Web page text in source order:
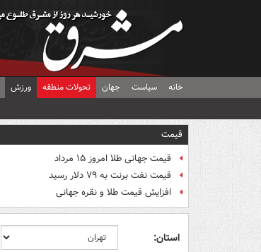
خانه سیاست جهان تحولات منطقه ورزش
قیمت
قیمت جهانی طلا امروز ۱۵ مرداد
قیمت نفت برنت به ۷۹ دلار رسید
افزایش قیمت طلا و نقره جهانی
استان: